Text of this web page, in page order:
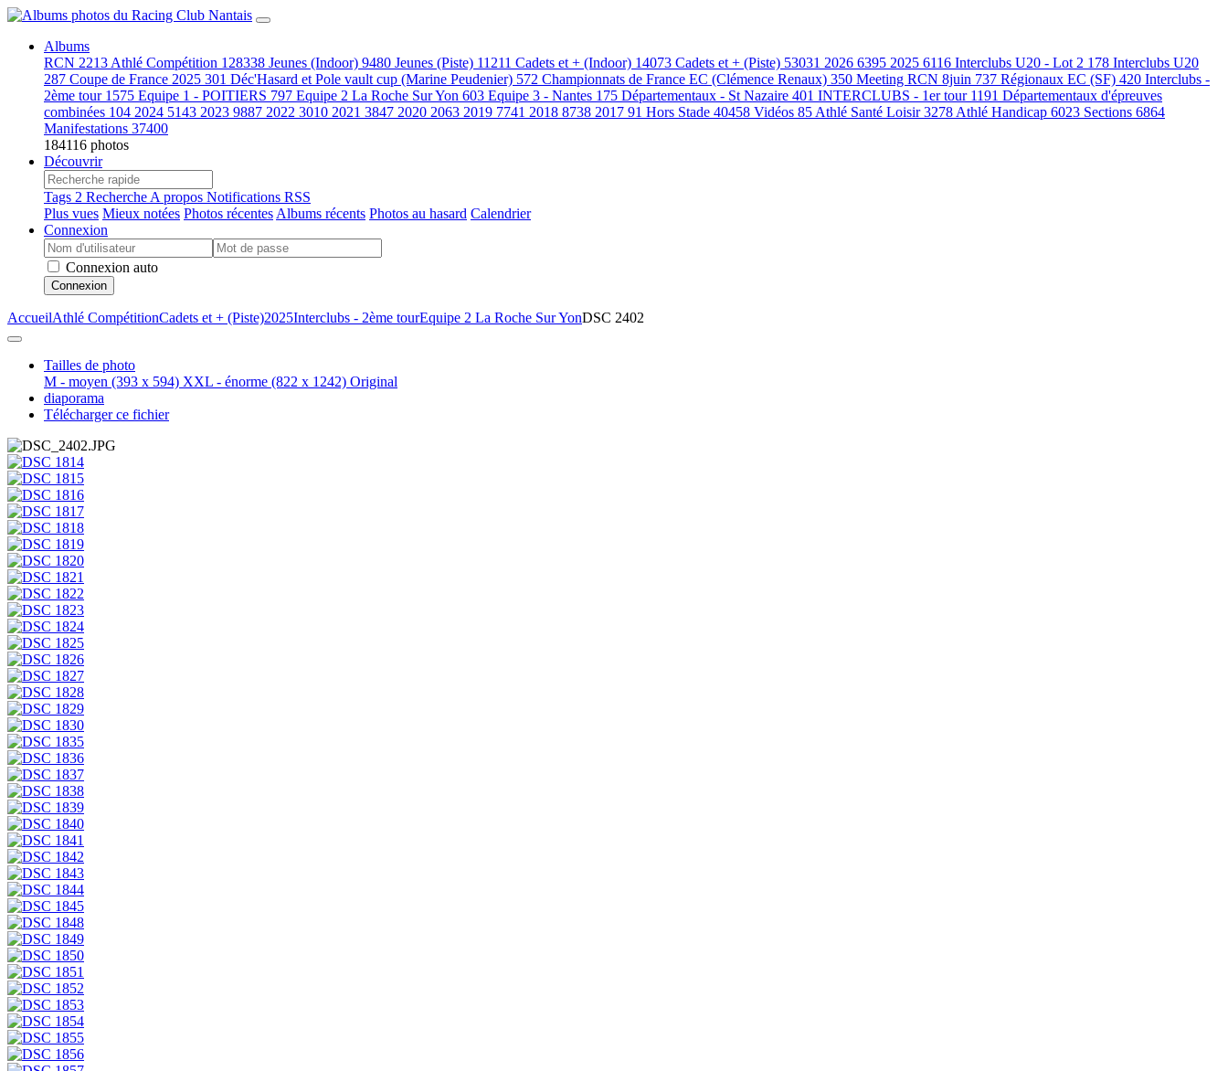
Albums
RCN 2213 Athlé Compétition 128338 Jeunes (Indoor) 9480 Jeunes (Piste) 11211 Cadets et + (Indoor) 14073 Cadets et + (Piste) 53031 2026 6395 2025 6116 Interclubs U20 - Lot 2 178 Interclubs U20
287 Coupe de France 2025 301 Déc'Hasard et Pole vault cup (Marine Peudenier) 572 Championnats de France EC (Clémence Renaux) 350 Meeting RCN 8juin 737 Régionaux EC (SF) 420 Interclubs -
2ème tour 1575 Equipe 1 - POITIERS 797 Equipe 2 La Roche Sur Yon 603 Equipe 3 - Nantes 175 Départementaux - St Nazaire 401 INTERCLUBS - 1er tour 1191 Départementaux d'épreuves
combinées 104 2024 5143 2023 9887 2022 3010 2021 3847 2020 2063 2019 7741 2018 8738 2017 91 Hors Stade 40458 Vidéos 85 Athlé Santé Loisir3278 Athlé Handicap 6023 Sections 6864
Manifestations 37400
184116 photos
Découvrir
Tags 2 Recherche A propos Notifications RSS
Plus vues Mieux notées Photos récentes Albums récents Photos au hasard Calendrier
Connexion
Connexion auto
Connexion
AccueilAthlé CompétitionCadets et + (Piste)2025Interclubs - 2ème tourEquipe 2 La Roche Sur YonDSC 2402
Tailles de photo
M - moyen (393 x 594) XXL - énorme (822 x 1242) Original
diaporama
Télécharger ce fichier